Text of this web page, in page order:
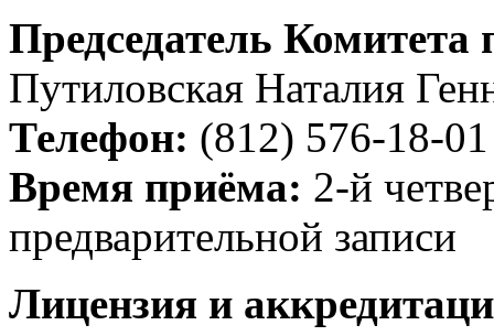
Председатель Комитета
Путиловская Наталия
Телефон: (812) 576-18-01
Время приёма: 2-й
предварительной записи
Лицензия и